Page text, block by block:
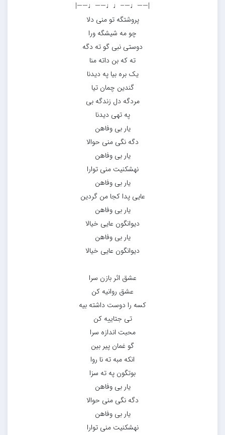
|——♩—–♩♩——♩——|
پروشتگه تو منی دلا
چو مه شیشگه ورا
دوستی نبی گو ته دگه
ته که بن داته منا
یک بره بیا په دیدنا
گندین چمان تیا
مردگه دل زندگه بی
په تهی دیدنا
یار بی وفاهن
دگه نگی منی حوالا
یار بی وفاهن
نهشکنیت منی توارا
یار بی وفاهن
عایی پدا کجا من گردین
یار بی وفاهن
دیوانگون عایی خیالا
یار بی وفاهن
دیوانگون عایی خیالا
عشق اثر بازن سرا
عشق روانیه کن
کسه را دوست داشته بیه
تی جتاییه کن
محبت اندازه سرا
گو غمان پیر بین
انکه مبه ته نا روا
بوتگون په ته سزا
یار بی وفاهن
دگه نگی منی حوالا
یار بی وفاهن
نهشکنیت منی توارا